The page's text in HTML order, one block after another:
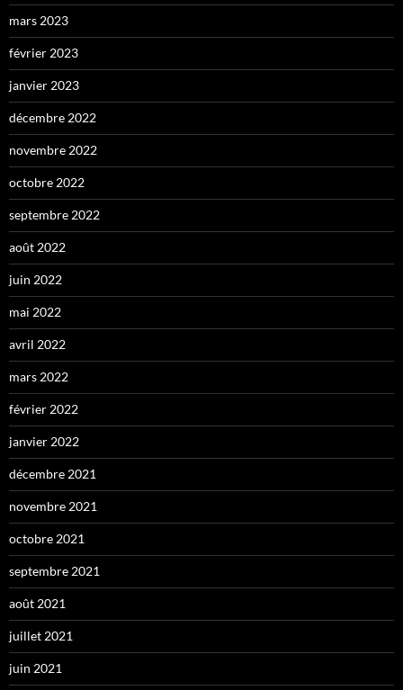
mars 2023
février 2023
janvier 2023
décembre 2022
novembre 2022
octobre 2022
septembre 2022
août 2022
juin 2022
mai 2022
avril 2022
mars 2022
février 2022
janvier 2022
décembre 2021
novembre 2021
octobre 2021
septembre 2021
août 2021
juillet 2021
juin 2021